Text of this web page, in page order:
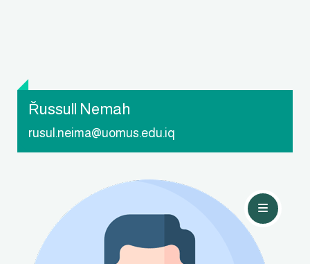
Řussull Nemah
rusul.neima@uomus.edu.iq